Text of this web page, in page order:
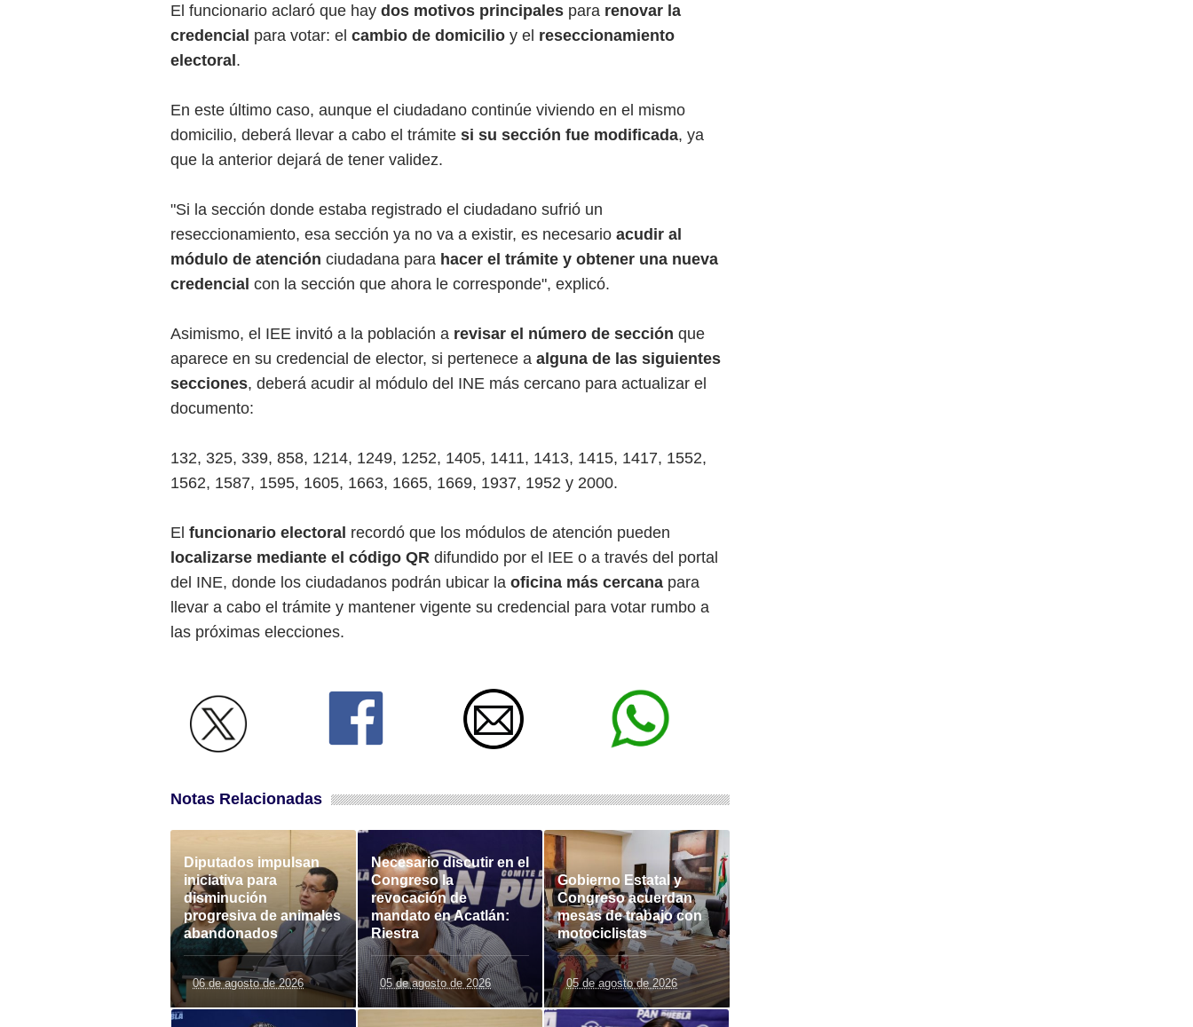
El funcionario aclaró que hay dos motivos principales para renovar la
credencial para votar: el cambio de domicilio y el reseccionamiento
electoral .
En este último caso, aunque el ciudadano continúe viviendo en el mismo
domicilio, deberá llevar a cabo el trámite si su sección fue modificada, ya
que la anterior dejará de tener validez.
"Si la sección donde estaba registrado el ciudadano sufrió un
reseccionamiento, esa sección ya no va a existir, es necesario acudir al
módulo de atención ciudadana para hacer el trámite y obtener una nueva
credencial con la sección que ahora le corresponde", explicó.
Asimismo, el IEE invitó a la población a revisar el número de sección que
aparece en su credencial de elector, si pertenece a alguna de las siguientes
secciones, deberá acudir al módulo del INE más cercano para actualizar el
documento:
132, 325, 339, 858, 1214, 1249, 1252, 1405, 1411, 1413, 1415, 1417, 1552,
1562, 1587, 1595, 1605, 1663, 1665, 1669, 1937, 1952 y 2000.
El funcionario electoral recordó que los módulos de atención pueden
localizarse mediante el código QR difundido por el IEE o a través del portal
del INE, donde los ciudadanos podrán ubicar la oficina más cercana para
llevar a cabo el trámite y mantener vigente su credencial para votar rumbo a
las próximas elecciones.
Notas Relacionadas
Diputados impulsan
iniciativa para
disminución
progresiva de animales
abandonados
06 de agosto de 2026
Necesario discutir en el
Congreso la
revocación de
mandato en Acatlán:
Riestra
05 de agosto de 2026
Gobierno Estatal y
Congreso acuerdan
mesas de trabajo con
motociclistas
05 de agosto de 2026